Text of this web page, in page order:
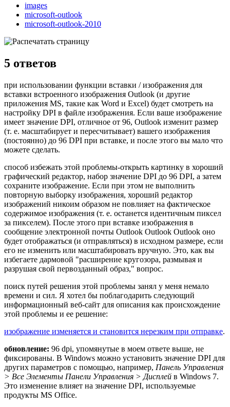
images
microsoft-outlook
microsoft-outlook-2010
5 ответов
при использовании функции вставки / изображения для
вставки встроенного изображения Outlook (и другие
приложения MS, такие как Word и Excel) будет смотреть на
настройку DPI в файле изображения. Если ваше изображение
имеет значение DPI, отличное от 96, Outlook изменит размер
(т. е. масштабирует и пересчитывает) вашего изображения
(постоянно) до 96 DPI при вставке, и после этого вы мало что
можете сделать.
способ избежать этой проблемы-открыть картинку в хороший
графический редактор, набор значение DPI до 96 DPI, а затем
сохраните изображение. Если при этом не выполнить
повторную выборку изображения, хороший редактор
изображений никоим образом не повлияет на фактическое
содержимое изображения (т. е. останется идентичным пиксел
за пикселем). После этого при вставке изображения в
сообщение электронной почты Outlook Outlook Outlook оно
будет отображаться (и отправляться) в исходном размере, если
его не изменить или масштабировать вручную. Это, как вы
избегаете дармовой "расширение кругозора, размывая и
разрушая свой первозданный образ," вопрос.
поиск путей решения этой проблемы занял у меня немало
времени и сил. Я хотел бы поблагодарить следующий
информационный веб-сайт для описания как происхождение
этой проблемы и ее решение:
изображение изменяется и становится нерезким при отправке.
обновление: 96 dpi, упомянутые в моем ответе выше, не
фиксированы. В Windows можно установить значение DPI для
других параметров с помощью, например, Панель Управления
> Все Элементы Панели Управления > Дисплей в Windows 7.
Это изменение влияет на значение DPI, используемые
продукты MS Office.